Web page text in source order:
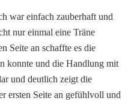
war einfach zauberhaft und
nur einmal eine Träne
Seite an schaffte es die
konnte und die Handlung mit
und deutlich zeigt die
ersten Seite an gefühlvoll und